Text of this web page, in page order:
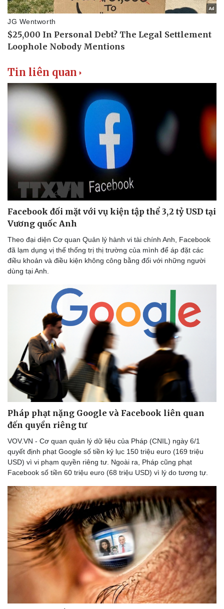
Thể thao
Bóng đá
Lịch thi đấu bóng đá
Thế giới thể thao
Hậu trường
Ô tô - Xe máy
Ô tô
Xe máy
Tư vấn
Tin liên quan
Facebook đối mặt với vụ kiện tập thể 3,2 tỷ USD tại
Vương quốc Anh
Theo đại diện Cơ quan Quản lý hành vi tài chính Anh, Facebook
đã lạm dụng vị thế thống trị thị trường của mình để áp đặt các
điều khoản và điều kiện không công bằng đối với những người
dùng tại Anh.
Pháp phạt nặng Google và Facebook liên quan
đến quyền riêng tư
VOV.VN - Cơ quan quản lý dữ liệu của Pháp (CNIL) ngày 6/1
quyết định phạt Google số tiền kỷ lục 150 triệu euro (169 triệu
USD) vì vi phạm quyền riêng tư. Ngoài ra, Pháp cũng phạt
Facebook số tiền 60 triệu euro (68 triệu USD) vì lý do tương tự.